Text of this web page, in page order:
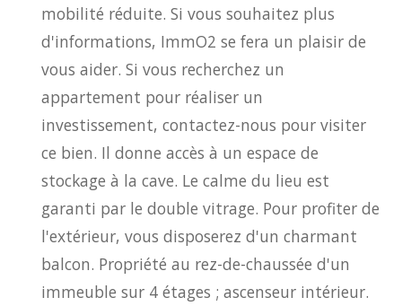
mobilité réduite. Si vous souhaitez plus
d'informations, ImmO2 se fera un plaisir de
vous aider. Si vous recherchez un
appartement pour réaliser un
investissement, contactez-nous pour visiter
ce bien. Il donne accès à un espace de
stockage à la cave. Le calme du lieu est
garanti par le double vitrage. Pour profiter de
l'extérieur, vous disposerez d'un charmant
balcon. Propriété au rez-de-chaussée d'un
immeuble sur 4 étages ; ascenseur intérieur.